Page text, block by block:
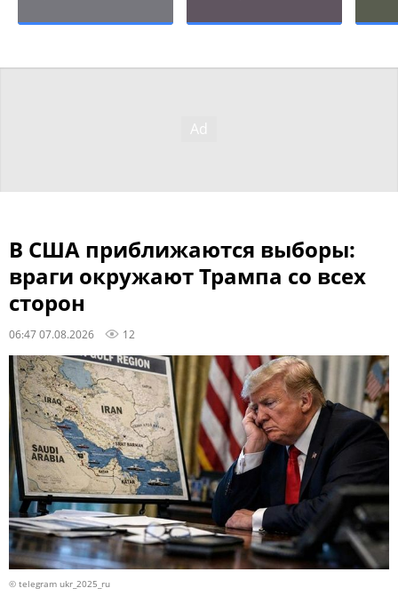
В США приближаются выборы:
враги окружают Трампа со всех
сторон
06:47 07.08.2026 12
© telegram ukr_2025_ru